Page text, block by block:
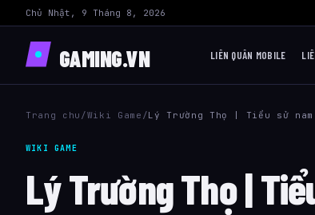
Chủ Nhật, 9 Tháng 8, 2026
GAMING.VN LIÊN QUÂN MOBILE
Trang chu /Wiki Game /Lý Trường Thọ | Tiểu sử nam
WIKI GAME
Lý Trường Thọ |